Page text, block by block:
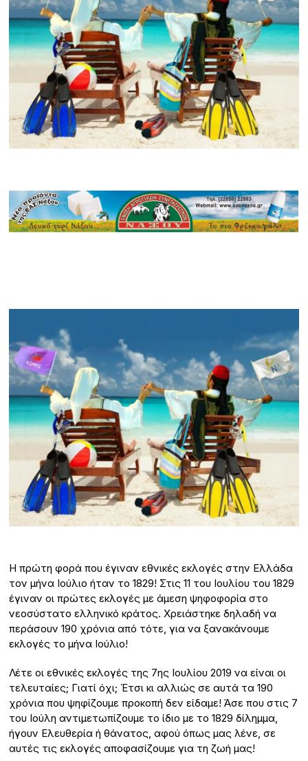
Η πρώτη φορά που έγιναν εθνικές εκλογές στην Ελλάδα
τον μήνα Ιούλιο ήταν το 1829! Στις 11 του Ιουλίου του 1829
έγιναν οι πρώτες εκλογές με άμεση ψηφοφορία στο
νεοσύστατο ελληνικό κράτος. Χρειάστηκε δηλαδή να
περάσουν 190 χρόνια από τότε, για να ξανακάνουμε
εκλογές το μήνα Ιούλιο!
Λέτε οι εθνικές εκλογές της 7ης Ιουλίου 2019 να είναι οι
τελευταίες; Γιατί όχι; Έτσι κι αλλιώς σε αυτά τα 190
χρόνια που ψηφίζουμε προκοπή δεν είδαμε! Άσε που στις 7
του Ιούλη αντιμετωπίζουμε το ίδιο με το 1829 δίλημμα,
ήγουν Ελευθερία ή θάνατος, αφού όπως μας λένε, σε
αυτές τις εκλογές αποφασίζουμε για τη ζωή μας!